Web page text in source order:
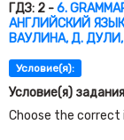
ГДЗ: 2 -6.
АНГЛИЙСКИЙ
ВАУЛИНА, Д.
Условие(я):
Условие(я)
Choose the correct